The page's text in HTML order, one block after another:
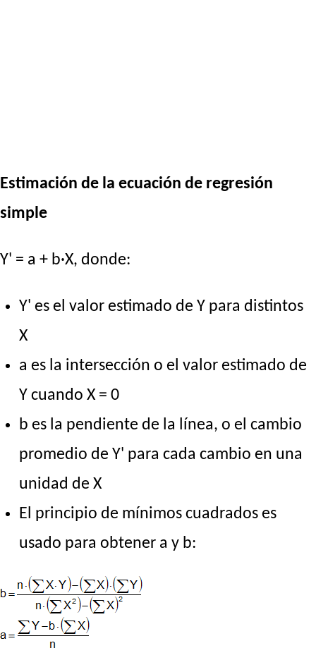
Estimación de la ecuación de regresión
simple
Y' = a + b·X, donde:
Y' es el valor estimado de Y para distintos
X
a es la intersección o el valor estimado de
Y cuando X = 0
b es la pendiente de la línea, o el cambio
promedio de Y' para cada cambio en una
unidad de X
El principio de mínimos cuadrados es
usado para obtener a y b: